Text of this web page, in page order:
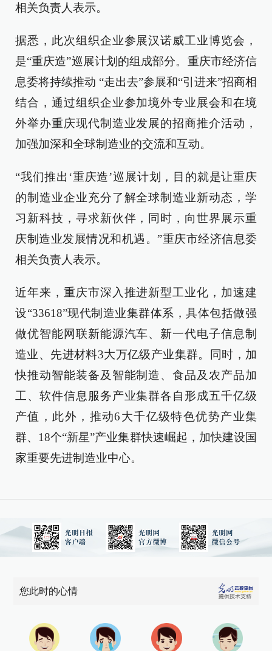
相关负责人表示。
据悉，此次组织企业参展汉诺威工业博览会，
是“重庆造”巡展计划的组成部分。重庆市经济信
息委将持续推动 “走出去”参展和“引进来”招商相
结合，通过组织企业参加境外专业展会和在境
外举办重庆现代制造业发展的招商推介活动，
加强加深和全球制造业的交流和互动。
“我们推出‘重庆造’巡展计划，目的就是让重庆
的制造业企业充分了解全球制造业新动态，学
习新科技，寻求新伙伴，同时，向世界展示重
庆制造业发展情况和机遇。”重庆市经济信息委
相关负责人表示。
近年来，重庆市深入推进新型工业化，加速建
设“33618”现代制造业集群体系，具体包括做强
做优智能网联新能源汽车、新一代电子信息制
造业、先进材料3大万亿级产业集群。同时，加
快推动智能装备及智能制造、食品及农产品加
工、软件信息服务产业集群各自形成五千亿级
产值，此外，推动6大千亿级特色优势产业集
群、18个“新星”产业集群快速崛起，加快建设国
家重要先进制造业中心。
您此时的心情